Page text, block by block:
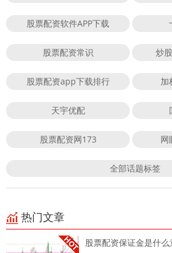
股票配资软件APP下载
股票配资常识 炒
股票配资app下载排行 加
天宇优配
股票配资网173 网
全部话题标签
热门文章
股票配资保证金是什